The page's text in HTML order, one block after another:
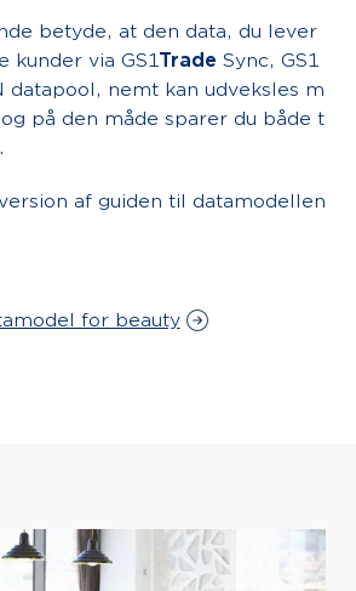
betyde, at den data, du lever
kunder via GS1 Trade Sync, GS1
datapool, nemt kan udveksles m
på den måde sparer du både t
af guiden til datamodellen
for beauty